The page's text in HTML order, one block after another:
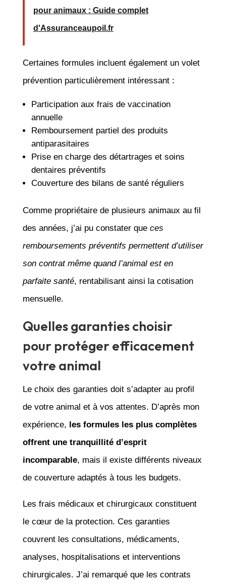
pour animaux : Guide complet
d'Assuranceaupoil.fr
Certaines formules incluent également un volet
prévention particulièrement intéressant :
Participation aux frais de vaccination
annuelle
Remboursement partiel des produits
antiparasitaires
Prise en charge des détartrages et soins
dentaires préventifs
Couverture des bilans de santé réguliers
Comme propriétaire de plusieurs animaux au fil
des années, j’ai pu constater que ces
remboursements préventifs permettent d’utiliser
son contrat même quand l’animal est en
parfaite santé, rentabilisant ainsi la cotisation
mensuelle.
Quelles garanties choisir
pour protéger efficacement
votre animal
Le choix des garanties doit s’adapter au profil
de votre animal et à vos attentes. D’après mon
expérience, les formules les plus complètes
offrent une tranquillité d’esprit
incomparable, mais il existe différents niveaux
de couverture adaptés à tous les budgets.
Les frais médicaux et chirurgicaux constituent
le cœur de la protection. Ces garanties
couvrent les consultations, médicaments,
analyses, hospitalisations et interventions
chirurgicales. J’ai remarqué que les contrats